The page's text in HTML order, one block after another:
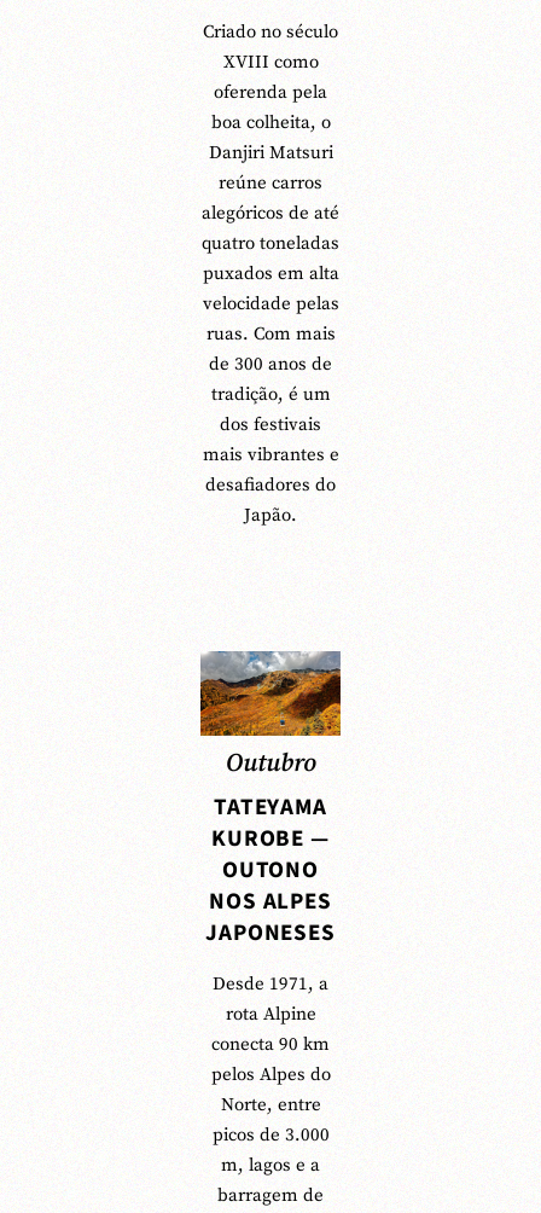
Criado no século
XVIII como
oferenda pela
boa colheita, o
Danjiri Matsuri
reúne carros
alegóricos de até
quatro toneladas
puxados em alta
velocidade pelas
ruas. Com mais
de 300 anos de
tradição, é um
dos festivais
mais vibrantes e
desafiadores do
Japão.
Outubro
TATEYAMA
KUROBE —
OUTONO
NOS ALPES
JAPONESES
Desde 1971, a
rota Alpine
conecta 90 km
pelos Alpes do
Norte, entre
picos de 3.000
m, lagos e a
barragem de